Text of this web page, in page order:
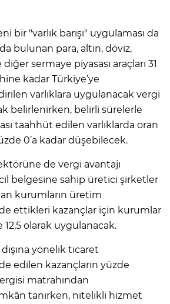
bir "varlık barışı" uygulaması da
bulunan para, altın, döviz,
sermaye piyasası araçları 31
kadar Türkiye’ye
varlıklara uygulanacak vergi
belirlenirken, belirli sürelerle
taahhüt edilen varlıklarda oran
0’a kadar düşebilecek.
de vergi avantajı
belgesine sahip üretici şirketler
kurumların üretim
ettikleri kazançlar için kurumlar
12,5 olarak uygulanacak.
yönelik ticaret
edilen kazançların yüzde
matrahından
tanırken, nitelikli hizmet